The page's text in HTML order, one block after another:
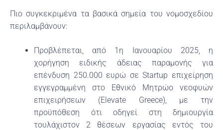
Πιο συγκεκριμένα τα βασικά σημεία του νομοσχεδίου
περιλαμβάνουν:
Προβλέπεται, από 1η Ιανουαρίου 2025, η
χορήγηση ειδικής άδειας παραμονής για
επένδυση 250.000 ευρώ σε Startup επιχείρηση
εγγεγραμμένη στο Εθνικό Μητρώο νεοφυών
επιχειρήσεων (Elevate Greece), με την
προϋπόθεση ότι οδηγεί στη δημιουργία
τουλάχιστον 2 θέσεων εργασίας εντός του